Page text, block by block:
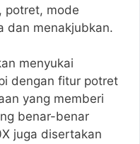
potret, mode
dan menakjubkan.
menyukai
dengan fitur potret
yang memberi
benar-benar
juga disertakan